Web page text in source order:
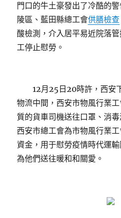
門口的牛土豪發出了冷酷的
陵區、藍田縣總工會供膳檢查
酸檢測，介入居平易近院落
工停止慰勞。
12月25日20時許，西安
物流中間，西安市物風行業
質的貨車司機送往口罩、消
西安市總工會為市物風行業
資金，用于慰勞疫情時代運
為他們送往暖和和關愛。